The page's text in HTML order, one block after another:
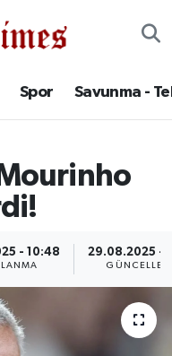
Spor Savunma -
- 10:48 29.08.2025 -